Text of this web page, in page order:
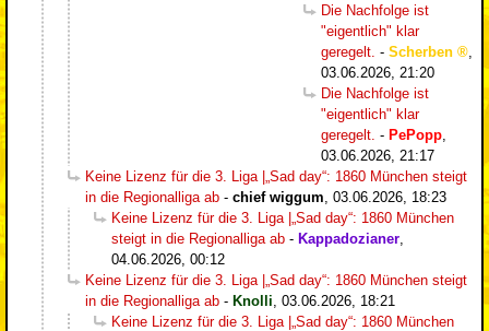
Die Nachfolge ist
"eigentlich" klar
geregelt. - Scherben
03.06.2026, 21:20
Die Nachfolge ist
"eigentlich" klar
geregelt. - PePopp
03.06.2026, 21:17
Keine Lizenz für die 3. Liga |„Sad day“: 1860 München steigt
in die Regionalliga ab - chief wiggum 03.06.2026, 18:23
Keine Lizenz für die 3. Liga |„Sad day“: 1860 München
steigt in die Regionalliga ab - Kappadozianer
04.06.2026, 00:12
Keine Lizenz für die 3. Liga |„Sad day“: 1860 München steigt
in die Regionalliga ab - Knolli 03.06.2026, 18:21
Keine Lizenz für die 3. Liga |„Sad day“: 1860 München